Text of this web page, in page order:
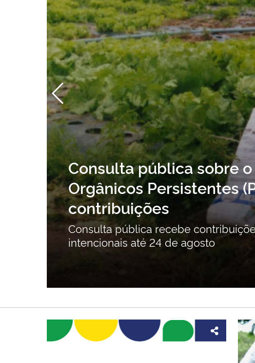
Nacional de Poluentes
está aberta para
do Segundo Inventário Nacional de POPs não